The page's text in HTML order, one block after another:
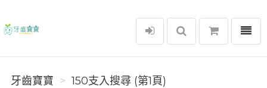
牙齒寶寶
選單
牙齒寶寶 150支入搜尋 (第1頁)